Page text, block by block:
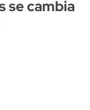
se cambia